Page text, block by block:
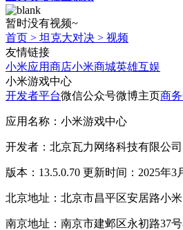
暂时没有视频~
首页 > 坦克大对决 > 视频
友情链接
小米应用商店小米商城英雄互娱
小米游戏中心
开发者平台微信公众号微博主页商
应用名称：小米游戏中心
开发者：北京瓦力网络科技有限公司
版本：13.5.0.70 更新时间：2025年3
北京地址：北京市昌平区安居路小
南京地址：南京市建邺区永初路37